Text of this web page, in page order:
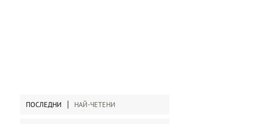
ПОСЛЕДНИ НАЙ-ЧЕТЕНИ